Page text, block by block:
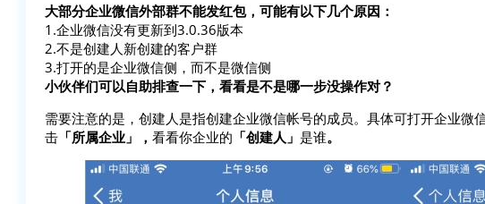
大部分企业微信外部群不能发红包，可能有以下几个原因：
1.企业微信没有更新到3.0.36版本
2.不是创建人新创建的客户群
3.打开的是企业微信侧，而不是微信侧
小伙伴们可以自助排查一下，看看是不是哪一步没操作对？
需要注意的是，创建人是指创建企业微信帐号的成员。具体可打开企业微
击 「所属企业」， 看看你企业的 「创建人」 是谁。